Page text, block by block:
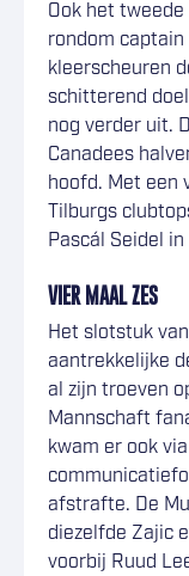
Ook het
rondom
kleerscheuren
schitterend
nog verder uit.
Canadees
hoofd. Met een
Tilburgs
Pascál Seidel
VIER MAAL ZES
Het slotstuk
aantrekkelijke
al zijn troeven
Mannschaft
kwam er ook
afstrafte. De
diezelfde Zajic
voorbij Ruud